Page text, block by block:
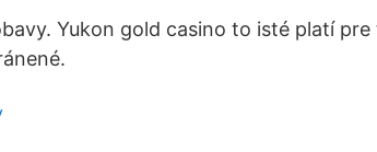
Yukon gold casino to isté platí pre